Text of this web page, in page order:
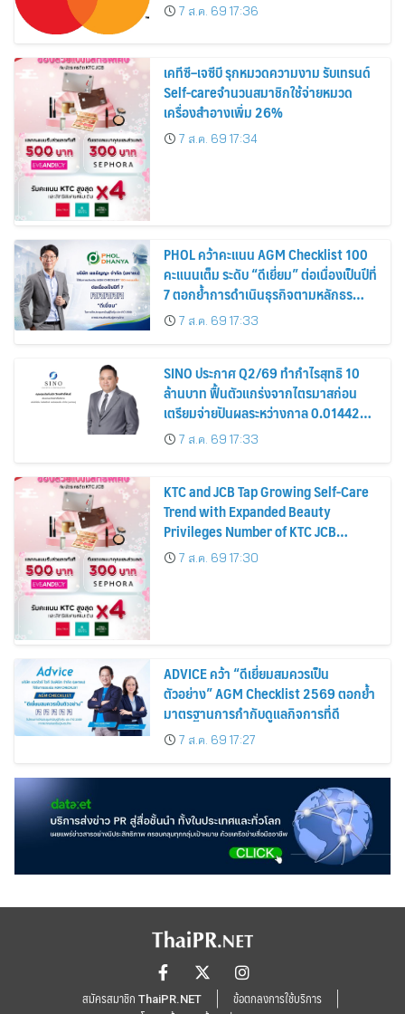
7 ส.ค. 69 17:36
เคทีซี–เจซีบี รุกหมวดความงาม รับเทรนด์
Self-careจำนวนสมาชิกใช้จ่ายหมวด
เครื่องสำอางเพิ่ม 26%
7 ส.ค. 69 17:34
PHOL คว้าคะแนน AGM Checklist 100
คะแนนเต็ม ระดับ “ดีเยี่ยม” ต่อเนื่องเป็นปีที่
7 ตอกย้ำการดำเนินธุรกิจตามหลักธร
รมาภิบาล โปร่งใส สร้างความเชื่อมั่นผู้ถือ
หุ้น
7 ส.ค. 69 17:33
SINO ประกาศ Q2/69 ทำกำไรสุทธิ 10
ล้านบาท ฟื้นตัวแกร่งจากไตรมาสก่อน
เตรียมจ่ายปันผลระหว่างกาล 0.014423
บาทต่อหุ้น ครึ่งปีหลังมุ่งเติบโตต่อเนื่อง
7 ส.ค. 69 17:33
KTC and JCB Tap Growing Self-Care
Trend with Expanded Beauty
Privileges Number of KTC JCB
Cardmembers Spending on
Cosmetics Rises 26%
7 ส.ค. 69 17:30
ADVICE คว้า “ดีเยี่ยมสมควรเป็น
ตัวอย่าง” AGM Checklist 2569 ตอกย้ำ
มาตรฐานการกำกับดูแลกิจการที่ดี
7 ส.ค. 69 17:27
สมัครสมาชิก ThaiPR.NET
ข้อตกลงการใช้บริการ